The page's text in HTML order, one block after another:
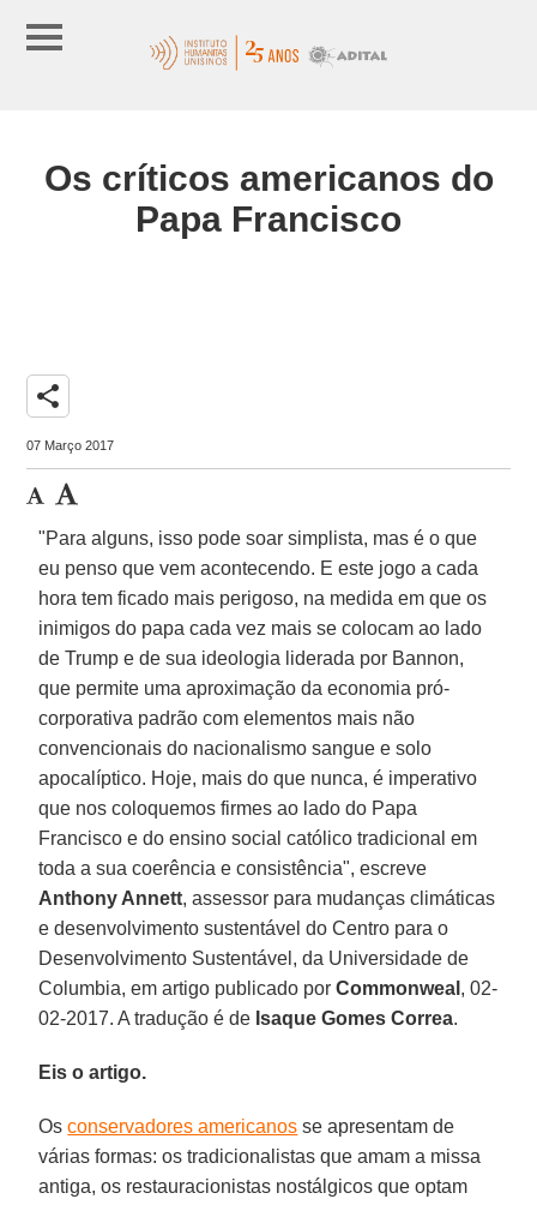
Os críticos americanos do
Papa Francisco
share
07 Março 2017
"Para alguns, isso pode soar simplista, mas é o que
eu penso que vem acontecendo. E este jogo a cada
hora tem ficado mais perigoso, na medida em que os
inimigos do papa cada vez mais se colocam ao lado
de Trump e de sua ideologia liderada por Bannon,
que permite uma aproximação da economia pró-
corporativa padrão com elementos mais não
convencionais do nacionalismo sangue e solo
apocalíptico. Hoje, mais do que nunca, é imperativo
que nos coloquemos firmes ao lado do Papa
Francisco e do ensino social católico tradicional em
toda a sua coerência e consistência", escreve
Anthony Annett, assessor para mudanças climáticas
e desenvolvimento sustentável do Centro para o
Desenvolvimento Sustentável, da Universidade de
Columbia, em artigo publicado porCommonweal , 02-
02-2017. A tradução é de Isaque Gomes Correa.
Eis o artigo.
Osconservadores americanos se apresentam de
várias formas: os tradicionalistas que amam a missa
antiga, os restauracionistas nostálgicos que optam